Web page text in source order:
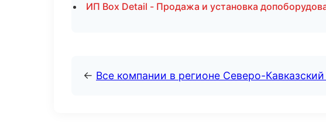
ИП Box Detail - Продажа и установка
← Все компании в регионе Северо-